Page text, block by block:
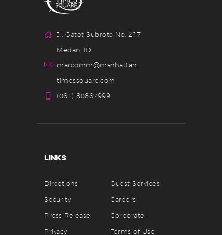
Jl. Gatot Subroto No. 217
Medan, ID
marcomm@manhattan-
timessquare.com
(061) 80867999
LINKS
Directions
Guest Services
Security
Careers
Press Release
Corporate
Privacy
Terms of Use